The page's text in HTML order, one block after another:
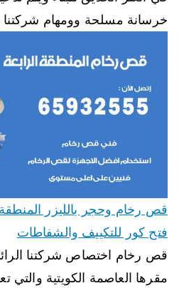
خرسانة مسلحة وومهام
فتح كور للتكييف والشفاطات
قص رخام اختصاص شركتنا
مقرها العاصمة الكويتية